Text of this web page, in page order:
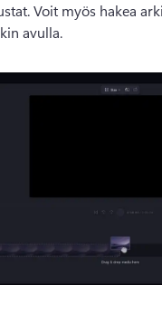
Voit myös hakea
avulla.